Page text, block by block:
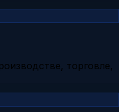
торговле,